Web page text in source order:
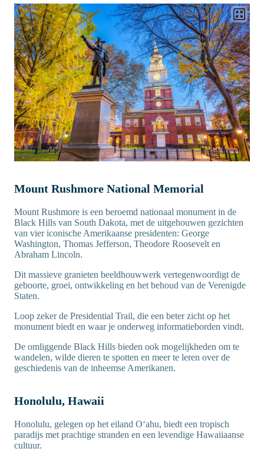
Mount Rushmore National Memorial
Mount Rushmore is een beroemd nationaal monument in de
Black Hills van South Dakota, met de uitgehouwen gezichten
van vier iconische Amerikaanse presidenten: George
Washington, Thomas Jefferson, Theodore Roosevelt en
Abraham Lincoln.
Dit massieve granieten beeldhouwwerk vertegenwoordigt de
geboorte, groei, ontwikkeling en het behoud van de Verenigde
Staten.
Loop zeker de Presidential Trail, die een beter zicht op het
monument biedt en waar je onderweg informatieborden vindt.
De omliggende Black Hills bieden ook mogelijkheden om te
wandelen, wilde dieren te spotten en meer te leren over de
geschiedenis van de inheemse Amerikanen.
Honolulu, Hawaii
Honolulu, gelegen op het eiland Oʻahu, biedt een tropisch
paradijs met prachtige stranden en een levendige Hawaiiaanse
cultuur.